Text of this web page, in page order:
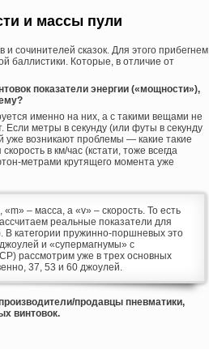
и массы пули
сочинителей сказок. Для этого прибегнем
баллистики. Которые, в отличие от
показатели энергии («мощности»),
именно на них, а с такими вещами не
метры в секунду (или футы в секунду
уже возникают проблемы — какие такие
в км/час (кстати, тоже всегда
метрами крутящего момента уже
«m» – масса, а «v» – скорость. То есть
реальные показатели для
В категории пружинно-поршневых это
и «супермагнумы» с
рассмотрим уже в трех основных
37, 53 и 60 джоулей.
продавцы пневматики,
винтовок.